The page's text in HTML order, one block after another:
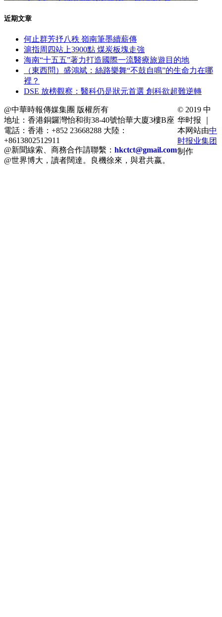
近期文章
何止群芳抒八秩 嶺南筆墨續薪傳
滬指周四站上3900點 煤炭板塊走強
海南“十五五”著力打造國際一流醫療旅遊目的地
（東西問）盛鴻斌：絲路樂舞“不鼓自鳴”的生命力在哪
裡？
DSE 放榜觀察：醫科仍是狀元首選 創科欲超難逆轉
@中華時報傳媒集團 版權所有
地址：香港銅鑼灣怡和街38-40號怡華大廈3樓B座
電話：香港：+852 23668288 大陸：
+8613802512911
@新聞線索、商務合作請聯繫： hkctct@gmail.com
@世界博大，讀者闊達。良機徐來，與君共嬴。
© 2019 中
华时报 ｜
本网站由中
时报业集团
制作